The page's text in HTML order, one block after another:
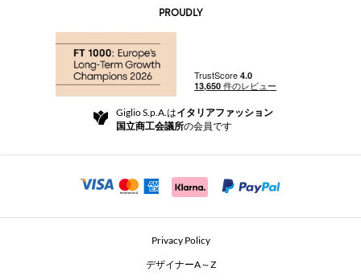
Community Store
Beauty Seekers VIP Club
返品と返金
For a safe shopping experience
Security Communication
PROUDLY
Giglio S.p.A.はイタリアファッション
国立商工会議所の会員です
Privacy Policy
デザイナーA～Z